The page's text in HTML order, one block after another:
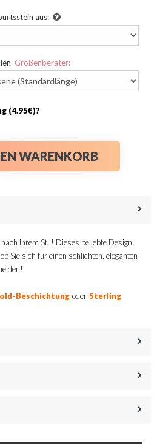
aus:
Größenberater:
(4.95€)?
WARENKORB
Ihrem Stil! Dieses beliebte Design
Sie sich für einen schlichten, eleganten
Beschichtung oder Sterling